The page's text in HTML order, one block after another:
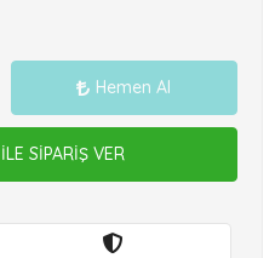
Hemen Al
SİPARİŞ VER